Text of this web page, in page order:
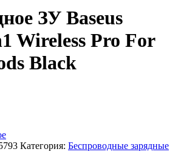
ЗУ Baseus
Wireless Pro For
Black
Категория: Беспроводные зарядные